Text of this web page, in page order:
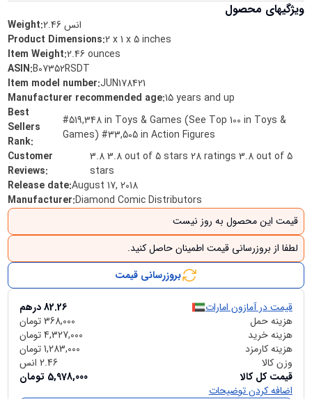
ویژگیهای محصول
Weight:2.46 انس
Product Dimensions:2 x 1 x 5 inches
Item Weight:2.46 ounces
ASIN:B07352RSDT
Item model number:JUN178421
Manufacturer recommended age:15 years and up
Best
Sellers
Rank:
#519,348 in Toys & Games (See Top 100 in Toys &
Games) #33,505 in Action Figures
Customer
Reviews:
3.8 3.8 out of 5 stars 28 ratings 3.8 out of 5
stars
Release date:August 17, 2018
Manufacturer:Diamond Comic Distributors
قیمت این محصول به روز نیست
لطفا از بروزرسانی قیمت اطمینان حاصل کنید.
بروزرسانی قیمت
قیمت در آمازون امارات 82.26درهم
هزینه حمل
368,000تومان
هزینه خرید
4,327,000تومان
هزینه کارمزد
1,283,000تومان
وزن کالا
2.46 انس
قیمت کل کالا
5,978,000 تومان
اضافه کردن توضیحات